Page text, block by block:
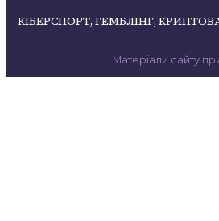
КІБЕРСПОРТ, ГЕМБЛІНГ,
Матеріали сайту